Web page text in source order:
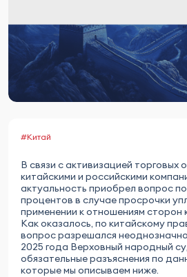
#Китай
В связи с активизацией
китайскими и российскими
актуальность приобрел вопрос
процентов в случае просрочки
применении к отношениям сторон
Как оказалось, по китайскому
вопрос разрешался
2025 года Верховный народный
обязательные разъяснения по
которые мы описываем ниже.